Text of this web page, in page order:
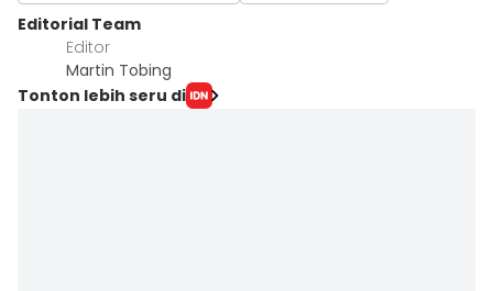
Editorial Team
Editor
Martin Tobing
Tonton lebih seru di